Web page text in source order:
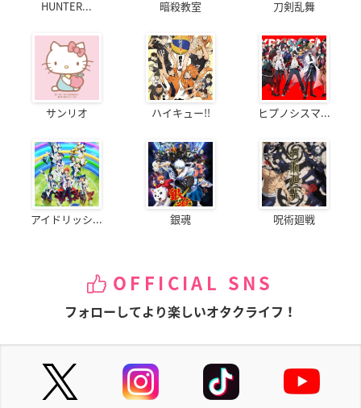
HUNTER... 暗殺教室 刀剣乱舞
サンリオ ハイキュー!! ヒプノシスマ...
アイドリッシ... 銀魂 呪術廻戦
OFFICIAL SNS
フォローしてより楽しいオタクライフ！